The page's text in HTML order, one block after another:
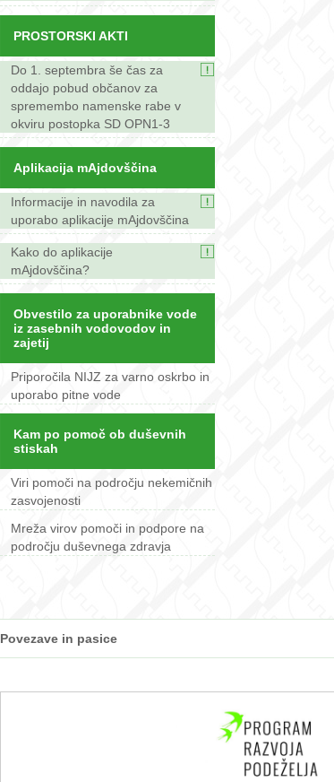
PROSTORSKI AKTI
Do 1. septembra še čas za
oddajo pobud občanov za
spremembo namenske rabe v
okviru postopka SD OPN1-3
Aplikacija mAjdovščina
Informacije in navodila za
uporabo aplikacije mAjdovščina
Kako do aplikacije
mAjdovščina?
Obvestilo za uporabnike vode
iz zasebnih vodovodov in
zajetij
Priporočila NIJZ za varno oskrbo in
uporabo pitne vode
Kam po pomoč ob duševnih
stiskah
Viri pomoči na področju nekemičnih
zasvojenosti
Mreža virov pomoči in podpore na
področju duševnega zdravja
Povezave in pasice